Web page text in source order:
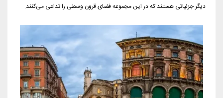
دیگر جزئیاتی هستند که در این مجموعه فضای قرون وسطی را تداعی می‌کنند.